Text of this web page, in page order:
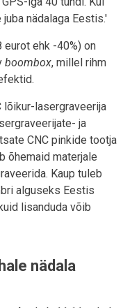
nädalaga Eestis.'
eurot ehk -40%) on
boombox, millel rihm
lõikur-lasergraveerija
ja
CNC pinkide tootja
õhemaid materjale
Kaup tuleb
alguseks Eestis
lisanduda võib
nädala